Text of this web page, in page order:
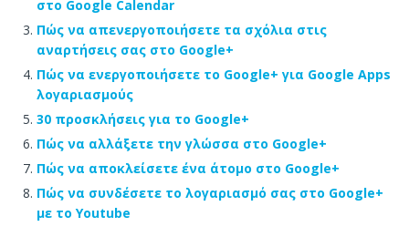
στο Google Calendar
Πώς να απενεργοποιήσετε τα σχόλια στις
αναρτήσεις σας στο Google+
Πώς να ενεργοποιήσετε το Google+ για Google Apps
λογαριασμούς
30 προσκλήσεις για το Google+
Πώς να αλλάξετε την γλώσσα στο Google+
Πώς να αποκλείσετε ένα άτομο στο Google+
Πώς να συνδέσετε το λογαριασμό σας στο Google+
με το Youtube